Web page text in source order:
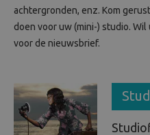
Tassen
Studio
Beeld en bewerking
achtergronden, enz. Kom
doen voor uw (mini-) studio.
voor de nieuwsbrief.